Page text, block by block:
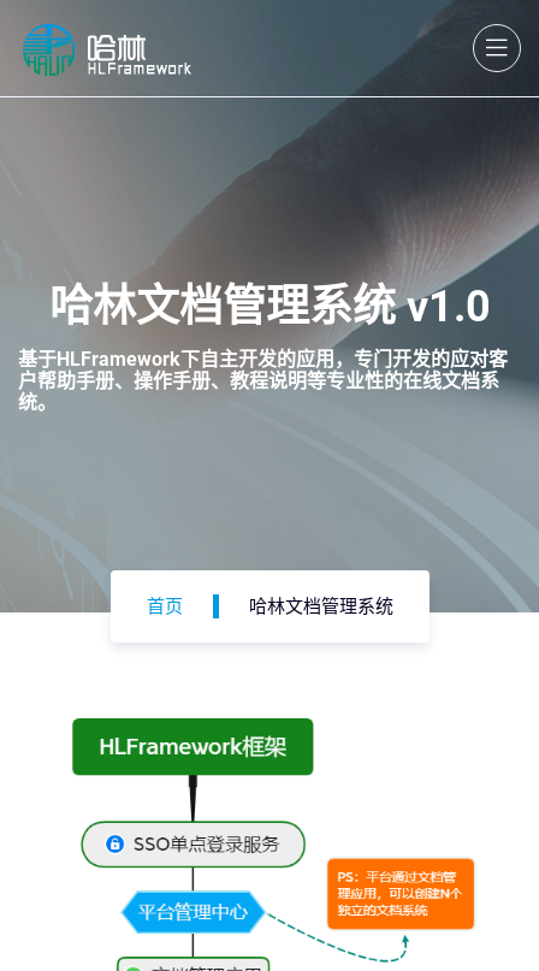
哈林文档管理系统 v1.0
基于HLFramework下自主开发的应用，专门开发的应对客
户帮助手册、操作手册、教程说明等专业性的在线文档系
统。
首页 哈林文档管理系统